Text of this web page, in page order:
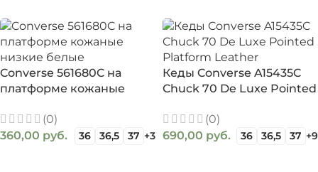
Converse 561680C на
платформе кожаные
(0)
360,00 руб. 36 36,5 37 +3
Кеды Converse A15435C
Chuck 70 De Luxe Pointed
(0)
690,00 руб. 36 36,5 37 +9